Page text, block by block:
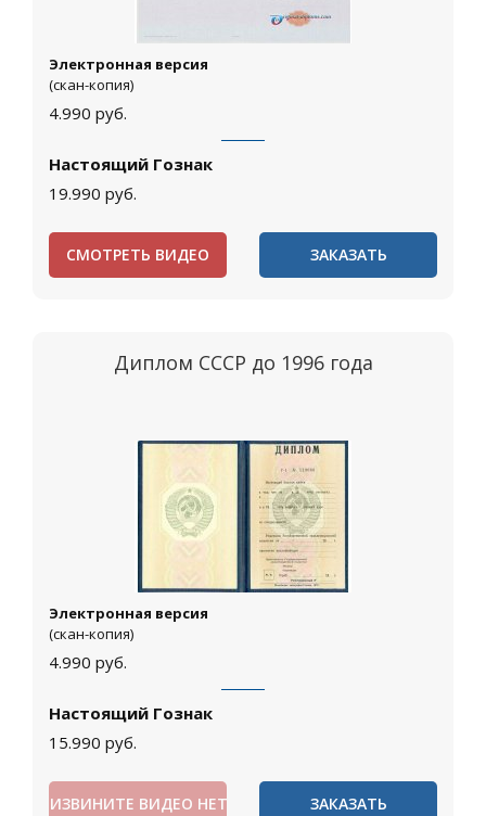
Электронная версия
(скан-копия)
4.990 руб.
Настоящий Гознак
19.990 руб.
СМОТРЕТЬ ВИДЕО ЗАКАЗАТЬ
Диплом СССР до 1996 года
Электронная версия
(скан-копия)
4.990 руб.
Настоящий Гознак
15.990 руб.
ИЗВИНИТЕ ВИДЕО НЕТ ЗАКАЗАТЬ